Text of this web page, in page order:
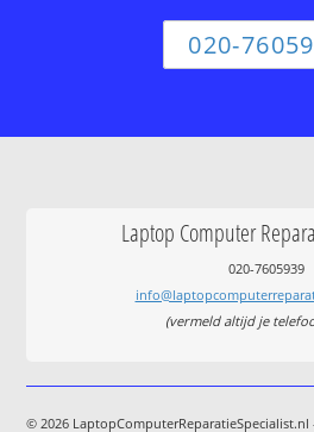
020-
Laptop Computer
020-7605939
(vermeld altijd je
© 2026 LaptopComputerReparatieSpecialist.nl